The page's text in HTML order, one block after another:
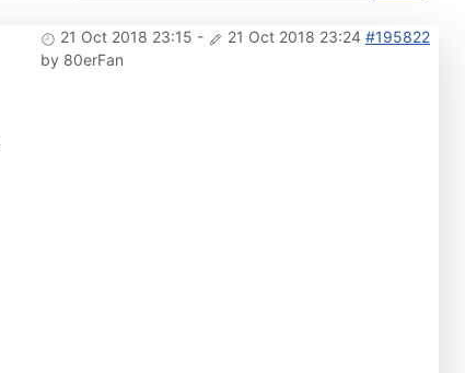
21 Oct 2018 23:15 - 21 Oct 2018 23:24 #195822
by 80erFan